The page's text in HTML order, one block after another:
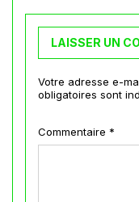
LAISSER UN
Votre adresse e-
obligatoires sont
Commentaire *